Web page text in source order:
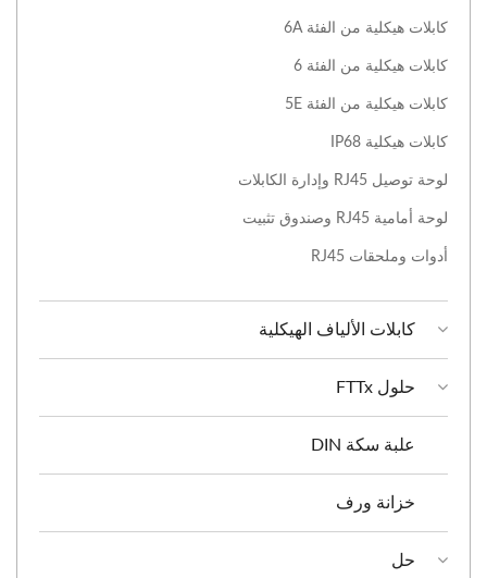
كابلات هيكلية من الفئة 6A
كابلات هيكلية من الفئة 6
كابلات هيكلية من الفئة 5E
كابلات هيكلية IP68
لوحة توصيل RJ45 وإدارة الكابلات
لوحة أمامية RJ45 وصندوق تثبيت
أدوات وملحقات RJ45
كابلات الألياف الهيكلية
حلول FTTx
علبة سكة DIN
خزانة ورف
حل